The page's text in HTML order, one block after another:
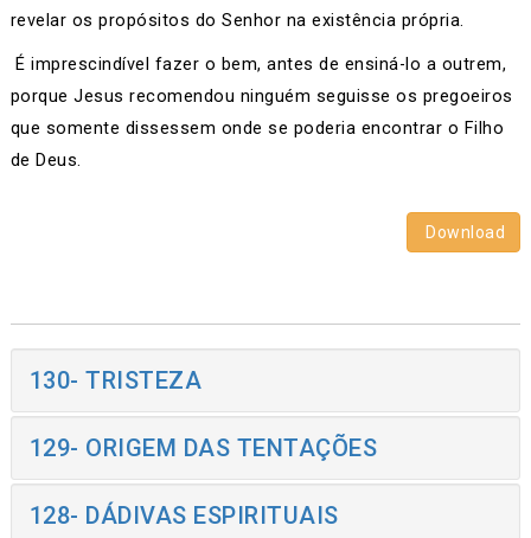
revelar os propósitos do Senhor na existência própria.
É imprescindível fazer o bem, antes de ensiná-lo a outrem,
porque Jesus recomendou ninguém seguisse os pregoeiros
que somente dissessem onde se poderia encontrar o Filho
de Deus.
Download
130- TRISTEZA
129- ORIGEM DAS TENTAÇÕES
128- DÁDIVAS ESPIRITUAIS